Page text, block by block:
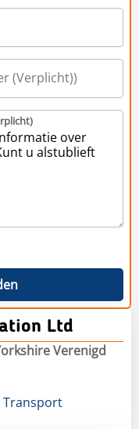
Ltd
Verenigd
Transport